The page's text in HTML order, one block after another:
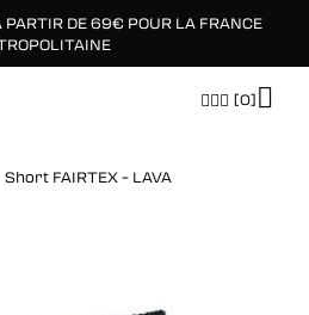
PARTIR DE 69€ POUR LA FRANCE
[0]
Short FAIRTEX – LAVA